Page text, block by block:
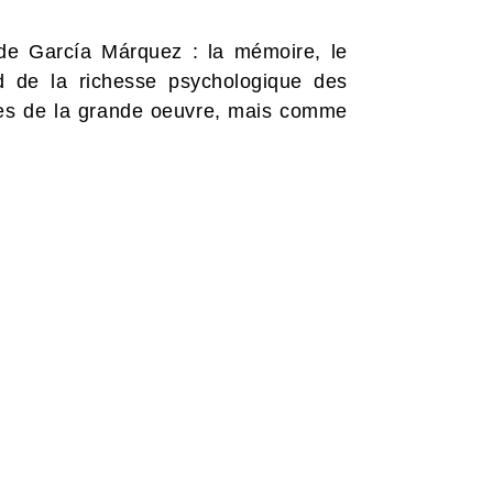
García Márquez : la mémoire, le
la richesse psychologique des
de la grande oeuvre, mais comme